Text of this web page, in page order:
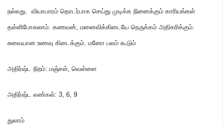
நல்லது. வியாபாரம் தொடர்பாக செய்து முடிக்க நினைக்கும் காரியங்கள்
தள்ளிபோகலாம். கணவன், மனைவிக்கிடையே நெருக்கம் அதிகரிக்கும்.
சுவையான உணவு கிடைக்கும். மனோ பலம் கூடும்
அதிர்ஷ்ட நிறம்: மஞ்சள், வெள்ளை
அதிர்ஷ்ட எண்கள்: 3, 6, 9
துலாம்